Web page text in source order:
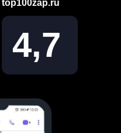
4,7
top100zap.ru